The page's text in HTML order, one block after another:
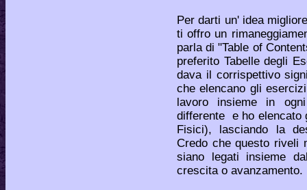
Per darti un' idea
ti offro un
parla di "Table of
preferito Tabelle degli
dava il corrispettivo
che elencano gli
lavoro insieme in
differente e ho elencato
Fisici), lasciando la
Credo che questo riveli
siano legati insieme
crescita o avanzamento.